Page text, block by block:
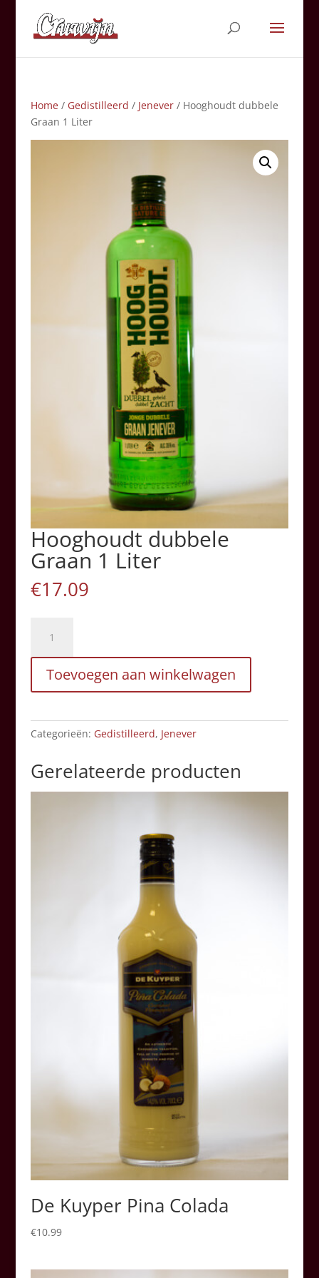
Home/ Gedistilleerd / Jenever/ Hooghoudt dubbele
Graan 1 Liter
Hooghoudt dubbele
Graan 1 Liter
€17.09
dubbele
Graan
Liter
Toevoegen aan winkelwagen
Categorieën: Gedistilleerd, Jenever
Gerelateerde producten
De Kuyper Pina Colada
€10.99